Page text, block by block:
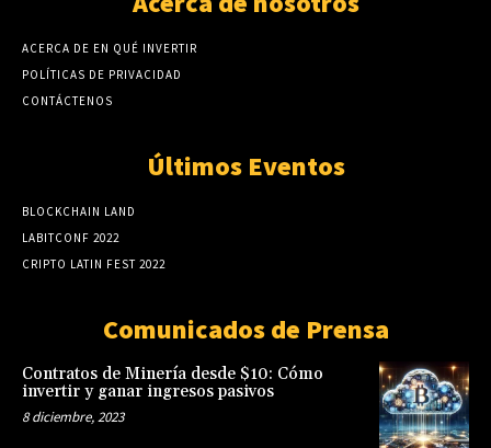
ACERCA DE EN QUÉ INVERTIR
POLÍTICAS DE PRIVACIDAD
CONTÁCTENOS
Últimos Eventos
BLOCKCHAIN LAND
LABITCONF 2022
CRIPTO LATIN FEST 2022
Comunicados de Prensa
Contratos de Minería desde $10: Cómo
invertir y ganar ingresos pasivos
8 diciembre, 2023